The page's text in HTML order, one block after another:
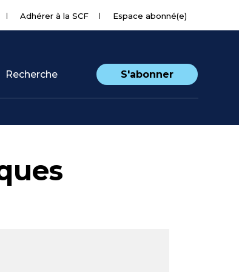
Adhérer à la SCF Espace abonné(e)
Recherche S'abonner